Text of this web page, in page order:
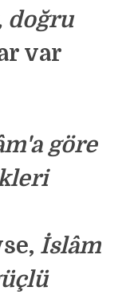
doğru
var
göre
İslâm